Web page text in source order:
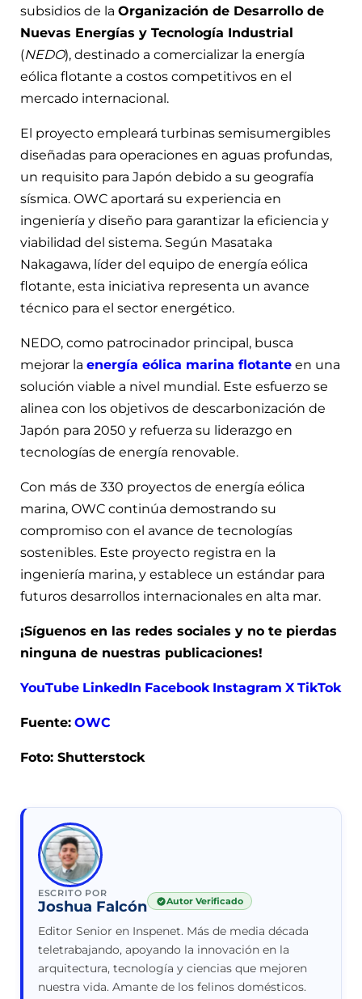
subsidios de la Organización de Desarrollo de
Nuevas Energías y Tecnología Industrial
(NEDO), destinado a comercializar la energía
eólica flotante a costos competitivos en el
mercado internacional​​.
El proyecto empleará turbinas semisumergibles
diseñadas para operaciones en aguas profundas,
un requisito para Japón debido a su geografía
sísmica. OWC aportará su experiencia en
ingeniería y diseño para garantizar la eficiencia y
viabilidad del sistema. Según Masataka
Nakagawa, líder del equipo de energía eólica
flotante, esta iniciativa representa un avance
técnico para el sector​ energético.
NEDO, como patrocinador principal, busca
mejorar la energía eólica marina flotante en una
solución viable a nivel mundial. Este esfuerzo se
alinea con los objetivos de descarbonización de
Japón para 2050 y refuerza su liderazgo en
tecnologías de energía renovable​​.
Con más de 330 proyectos de energía eólica
marina, OWC continúa demostrando su
compromiso con el avance de tecnologías
sostenibles. Este proyecto registra en la
ingeniería marina, y establece un estándar para
futuros desarrollos internacionales en alta mar​.
¡Síguenos en las redes sociales y no te pierdas
ninguna de nuestras publicaciones!
YouTube LinkedIn Facebook Instagram X TikTok
Fuente: OWC
Foto: Shutterstock
ESCRITO POR
Joshua Falcón Autor Verificado
Editor Senior en Inspenet. Más de media década
teletrabajando, apoyando la innovación en la
arquitectura, tecnología y ciencias que mejoren
nuestra vida. Amante de los felinos domésticos.